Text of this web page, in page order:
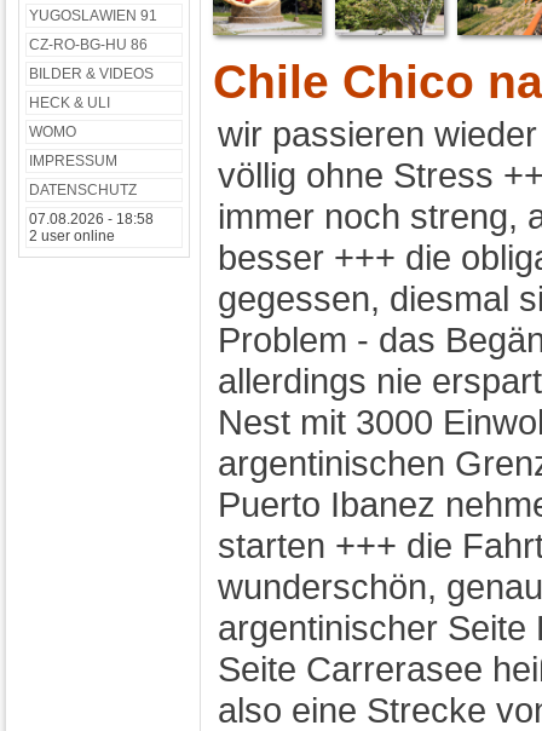
YUGOSLAWIEN 91
CZ-RO-BG-HU 86
BILDER & VIDEOS
HECK & ULI
WOMO
IMPRESSUM
DATENSCHUTZ
07.08.2026 - 18:58
2 user online
Chile Chico
wir passieren
völlig ohne Stress
immer noch streng,
besser +++ die
gegessen, diesmal
Problem - das
allerdings nie
Nest mit 3000
argentinischen
Puerto Ibanez
starten +++ die
wunderschön,
argentinischer Seite
Seite Carrerasee
also eine Strecke